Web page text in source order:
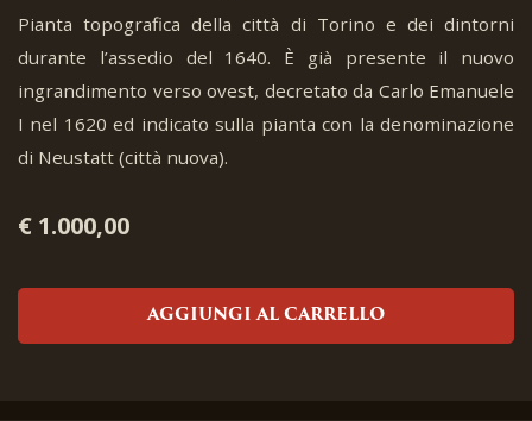
Pianta topografica della città di Torino e dei dintorni
durante l’assedio del 1640. È già presente il nuovo
ingrandimento verso ovest, decretato da Carlo Emanuele
I nel 1620 ed indicato sulla pianta con la denominazione
di Neustatt (città nuova).
€ 1.000,00
AGGIUNGI AL CARRELLO